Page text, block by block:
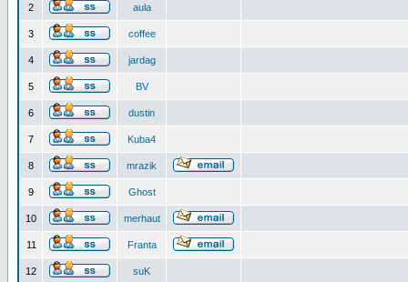
2 aula
3 coffee
4 jardag
5 BV
6 dustin
7 Kuba4
8 mrazik
9 Ghost
10 merhaut
11 Franta
12 suK